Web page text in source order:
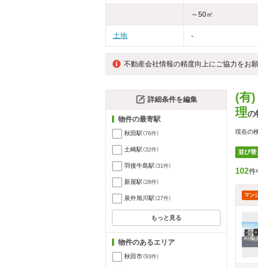
～50㎡
土地 -
不動産会社情報の精度向上にご協力をお
(有
理の
現在の
並び替
102件
マン
詳細条件を編集
物件の最寄駅
秋田駅 （76件）
土崎駅 （32件）
羽後牛島駅 （31件）
新屋駅 （28件）
泉外旭川駅 （27件）
もっと見る
物件のあるエリア
秋田市（93件）